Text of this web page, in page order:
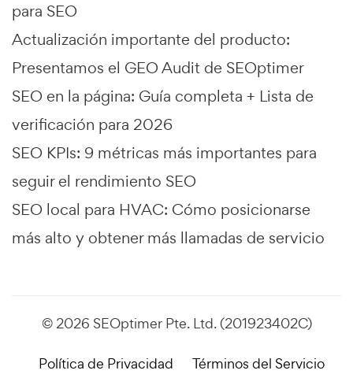
para SEO
Actualización importante del producto:
Presentamos el GEO Audit de SEOptimer
SEO en la página: Guía completa + Lista de
verificación para 2026
SEO KPIs: 9 métricas más importantes para
seguir el rendimiento SEO
SEO local para HVAC: Cómo posicionarse
más alto y obtener más llamadas de servicio
© 2026 SEOptimer Pte. Ltd. (201923402C)
Política de Privacidad Términos del Servicio